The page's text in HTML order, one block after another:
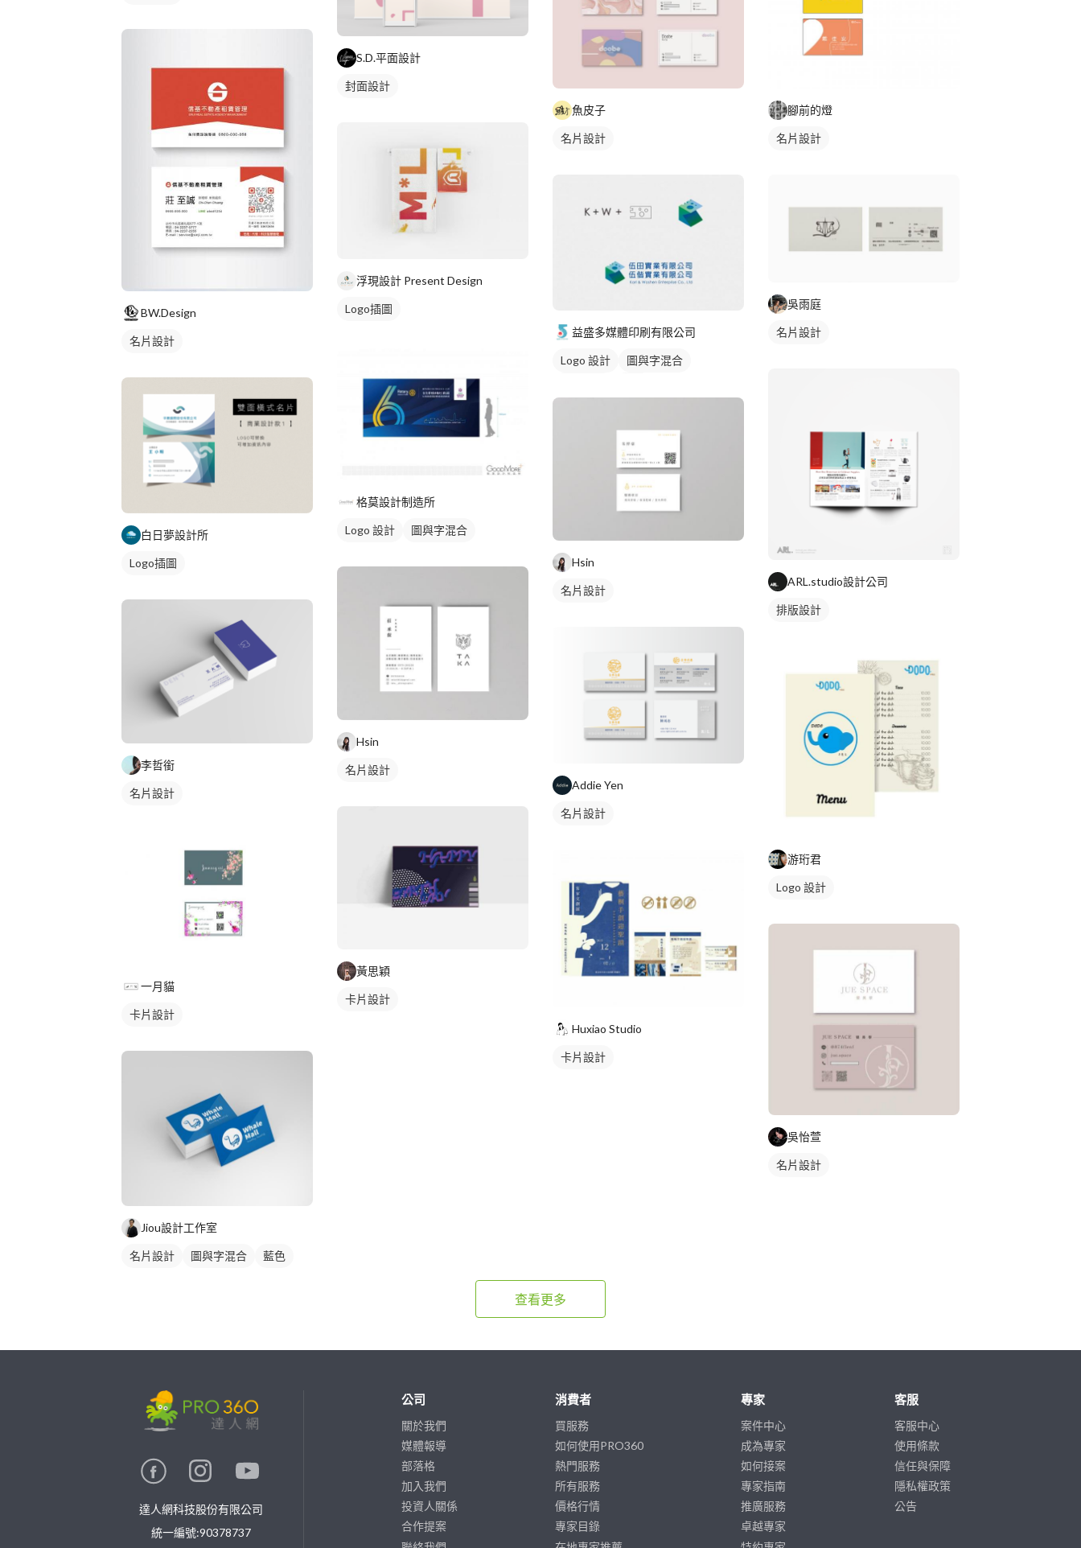
BW.Design
名片設計
白日夢設計所
Logo插圖
李哲銜
名片設計
一月貓
卡片設計
Jiou設計工作室
名片設計 圖與字混合 藍色
S.D.平面設計
封面設計
浮現設計 Present Design
Logo插圖
格莫設計制造所
Logo 設計 圖與字混合
Hsin
名片設計
黃思穎
卡片設計
魚皮子
名片設計
益盛多媒體印刷有限公司
Logo 設計
圖與字混合
Hsin
名片設計
Addie Yen
名片設計
Huxiao Studio
卡片設計
腳前的燈
名片設計
吳雨庭
名片設計
ARL.studio設計公司
排版設計
游珩君
Logo 設計
吳怡萱
名片設計
查看更多
達人網科技股份有限公司
統一編號:90378737
公司
關於我們
媒體報導
部落格
加入我們
投資人關係
合作提案
消費者
買服務
如何使用PRO360
熱門服務
所有服務
價格行情
專家目錄
專家
案件中心
成為專家
如何接案
專家指南
推廣服務
卓越專家
客服
客服中心
使用條款
信任與保障
隱私權政策
公告